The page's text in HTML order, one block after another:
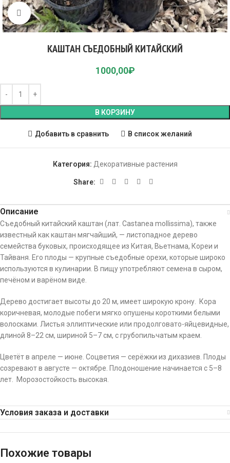
Click to enlarge
КАШТАН СЪЕДОБНЫЙ КИТАЙСКИЙ
1000,00₽
В КОРЗИНУ
Добавить в сравнить В список желаний
Категория: Декоративные растения
Share:
Описание
Съедобный китайский каштан (лат. Castanea mollissima), также
известный как каштан мягчайший, — листопадное дерево
семейства буковых, происходящее из Китая, Вьетнама, Кореи и
Тайваня. Его плоды — крупные съедобные орехи, которые широко
используются в кулинарии. В пищу употребляют семена в сыром,
печёном и варёном виде.
Дерево достигает высоты до 20 м, имеет широкую крону. Кора
коричневая, молодые побеги мягко опушены короткими белыми
волосками. Листья эллиптические или продолговато-яйцевидные,
длиной 8–22 см, шириной 5–7 см, с грубопильчатым краем.
Цветёт в апреле — июне. Соцветия — серёжки из дихазиев. Плоды
созревают в августе — октябре. Плодоношение начинается с 5–8
лет. Морозостойкость высокая.
Условия заказа и доставки
Похожие товары